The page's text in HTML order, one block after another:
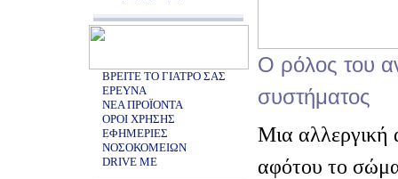
ΒΡΕΙΤΕ ΤΟ ΓΙΑΤΡΟ ΣΑΣ
ΕΡΕΥΝΑ
ΝΕΑ ΠΡΟΪΟΝΤΑ
ΟΡΟΙ ΧΡΗΣΗΣ
ΕΦΗΜΕΡΙΕΣ
ΝΟΣΟΚΟΜΕΙΩΝ
DRIVE ME
Ο ρόλος του
συστήματος
Μια αλλεργική
αφότου το σώμα